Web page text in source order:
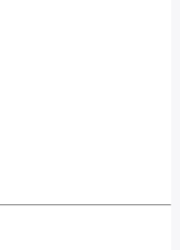
ดิน
โพส
สขาย
า รับโพสต์ประกาศขาย